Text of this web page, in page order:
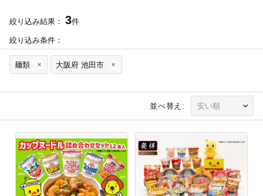
絞り込み結果： 3件
絞り込み条件：
麺類 大阪府 池田市
並べ替え: